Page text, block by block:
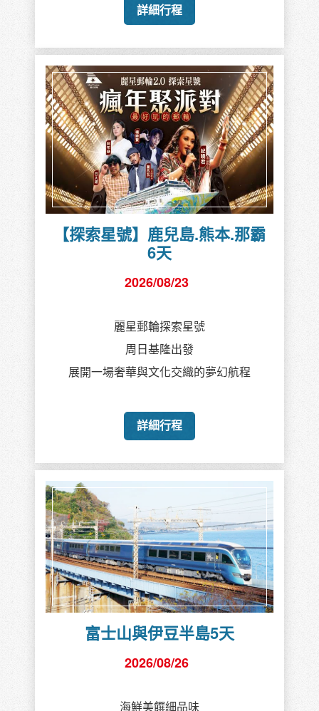
詳細行程
【探索星號】鹿兒島.熊本.那霸
6天
2026/08/23
麗星郵輪探索星號
周日基隆出發
展開一場奢華與文化交織的夢幻航程
詳細行程
富士山與伊豆半島5天
2026/08/26
海鮮美饌細品味